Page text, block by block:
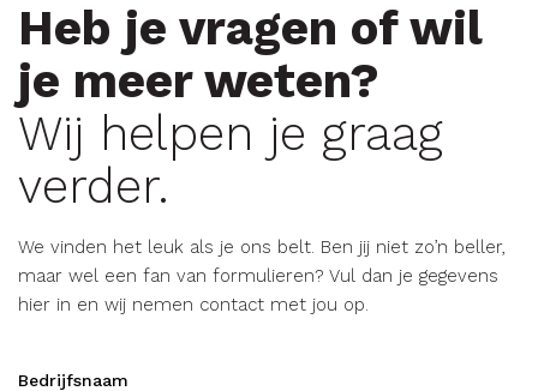
Heb je vragen of wil
je meer weten?
Wij helpen je graag
verder.
We vinden het leuk als je ons belt. Ben jij niet zo’n beller,
maar wel een fan van formulieren? Vul dan je gegevens
hier in en wij nemen contact met jou op.
Bedrijfsnaam